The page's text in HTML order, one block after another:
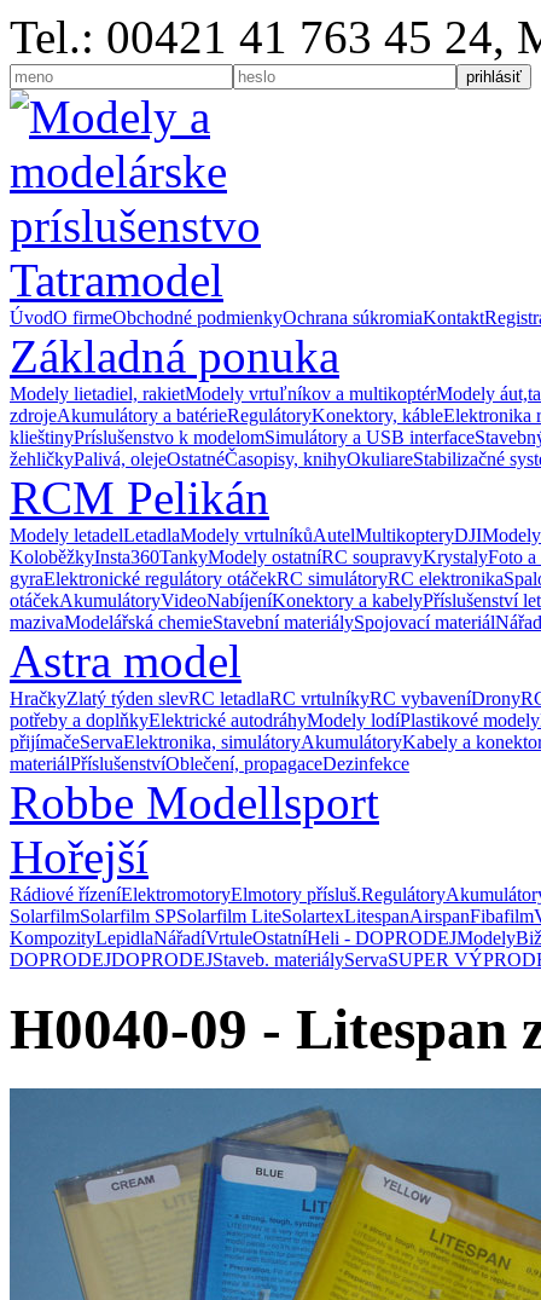
Tel.: 00421 41 763 45 24,
ÚvodO firmeObchodné podmienkyOchrana súkromiaKontakt
Základná ponuka
Modely lietadiel, rakietModely vrtuľníkov a multikoptérModely
zdrojeAkumulátory a batérieRegulátoryKonektory, kábleElektronika
klieštinyPríslušenstvo k modelomSimulátory a USB interface
žehličkyPalivá, olejeOstatnéČasopisy, knihyOkuliareStabilizačné
RCM Pelikán
Modely letadelLetadlaModely vrtulníkůAutelMultikopteryDJI
KoloběžkyInsta360TankyModely ostatníRC soupravyKrystalyFoto
gyraElektronické regulátory otáčekRC simulátoryRC elektronika
otáčekAkumulátoryVideoNabíjeníKonektory a kabelyPříslušenství
mazivaModelářská chemieStavební materiálySpojovací materiál
Astra model
HračkyZlatý týden slevRC letadlaRC vrtulníkyRC vybaveníDrony
potřeby a doplňkyElektrické autodráhyModely lodíPlastikové modely
přijímačeServaElektronika, simulátoryAkumulátoryKabely a
materiálPříslušenstvíOblečení, propagaceDezinfekce
Robbe Modellsport
Hořejší
Rádiové řízeníElektromotoryElmotory přísluš.Regulátory
SolarfilmSolarfilm SPSolarfilm LiteSolartexLitespanAirspanFibafilm
KompozityLepidlaNářadíVrtuleOstatníHeli - DOPRODEJModely
DOPRODEJDOPRODEJStaveb. materiályServaSUPER
H0040-09 - Litespan